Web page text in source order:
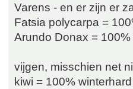
Varens - en er zijn er
Fatsia polycarpa =
Arundo Donax =
vijgen, misschien net
kiwi = 100%